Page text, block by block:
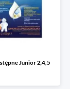
Junior 2,4,5